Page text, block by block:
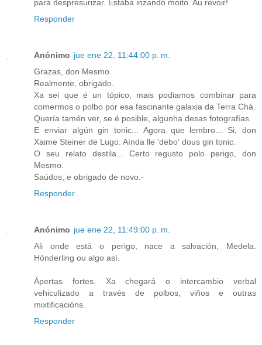
para despresurizar. Estaba inzando moito. Au revoir!
Responder
Anónimo jue ene 22, 11:44:00 p. m.
Grazas, don Mesmo.
Realmente, obrigado.
Xa sei que é un tópico, mais podiamos combinar para
comermos o polbo por esa fascinante galaxia da Terra Chá.
Quería tamén ver, se é posible, algunha desas fotografías.
E enviar algún gin tonic... Agora que lembro... Si, don
Xaime Steiner de Lugo: Aínda lle 'debo' dous gin tonic.
O seu relato destila... Certo regusto polo perigo, don
Mesmo.
Saúdos, e obrigado de novo.-
Responder
Anónimo jue ene 22, 11:49:00 p. m.
Ali onde está o perigo, nace a salvación, Medela.
Hönderling ou algo así.
Ápertas fortes. Xa chegará o intercambio verbal
vehiculizado a través de polbos, viños e outras
mixtificacións.
Responder